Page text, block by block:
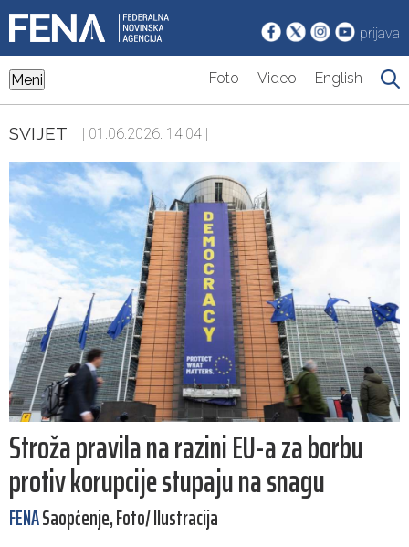
prijava
Meni Foto Video English
SVIJET | 01.06.2026. 14:04 |
Stroža pravila na razini EU-a za borbu
protiv korupcije stupaju na snagu
FENASaopćenje, Foto/ Ilustracija